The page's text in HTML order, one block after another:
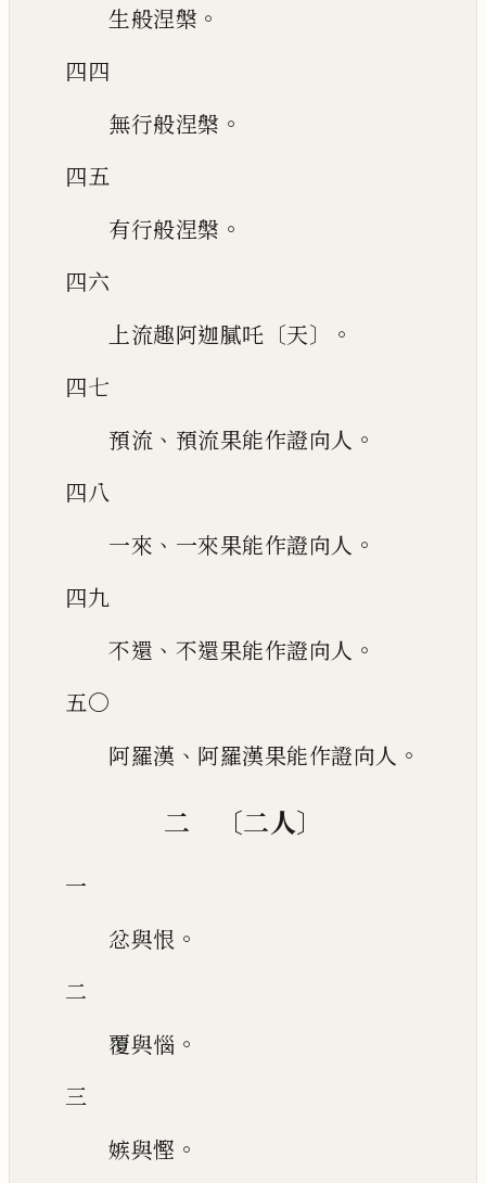
生般涅槃 。
四四
無行般涅槃 。
四五
有行般涅槃 。
四六
上流趣阿迦膩吒 〔天〕。
四七
預流 、 預流果能作證向人 。
四八
一來 、 一來果能作證向人 。
四九
不還 、 不還果能作證向人 。
五〇
阿羅漢 、 阿羅漢果能作證向人 。
二 〔二人〕
一
忿與恨 。
二
覆與惱 。
三
嫉與慳 。